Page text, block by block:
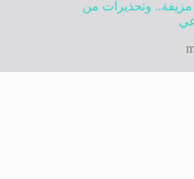
وتحذيرات من